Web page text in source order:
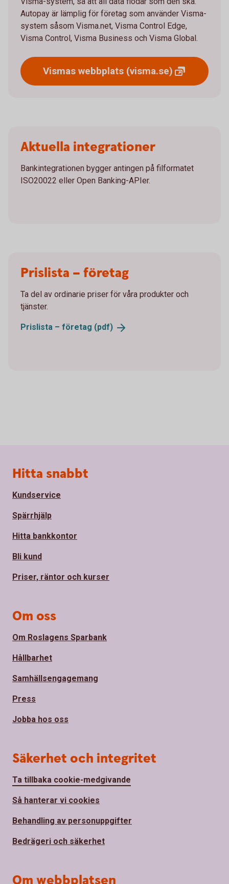
Autopay är lämplig för företag som använder Visma-
system såsom Visma.net, Visma Control Edge,
Visma Control, Visma Business och Visma Global.
Vismas webbplats (visma.se)
Aktuella integrationer
Bankintegrationen bygger antingen på filformatet
ISO20022 eller Open Banking-APIer.
Prislista – företag
Ta del av ordinarie priser för våra produkter och
tjänster.
Prislista – företag (pdf)
Sidfot
Hitta snabbt
Kundservice
Spärrhjälp
Hitta bankkontor
Bli kund
Priser, räntor och kurser
Om oss
Om Roslagens Sparbank
Hållbarhet
Samhällsengagemang
Press
Jobba hos oss
Säkerhet och integritet
Ta tillbaka cookie-medgivande
Så hanterar vi cookies
Behandling av personuppgifter
Bedrägeri och säkerhet